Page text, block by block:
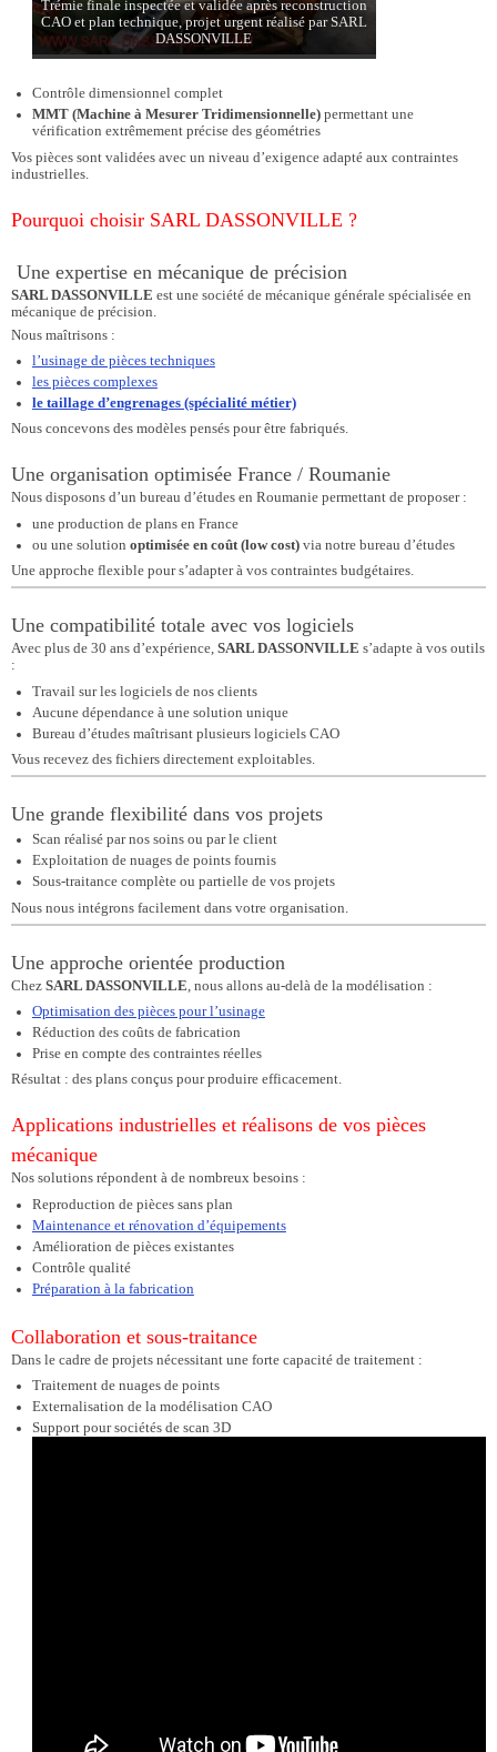
Trémie finale inspectée et validée après reconstruction
CAO et plan technique, projet urgent réalisé par SARL
DASSONVILLE
Contrôle dimensionnel complet
MMT (Machine à Mesurer Tridimensionnelle)permettant une
vérification extrêmement précise des géométries
Vos pièces sont validées avec un niveau d’exigence adapté aux contraintes
industrielles.
Pourquoi choisir SARL DASSONVILLE ?
Une expertise en mécanique de précision
SARL DASSONVILLE est une société de mécanique générale spécialisée en
mécanique de précision.
Nous maîtrisons :
l’usinage de pièces techniques
les pièces complexes
le taillage d’engrenages (spécialité métier)
Nous concevons des modèles pensés pour être fabriqués.
Une organisation optimisée France / Roumanie
Nous disposons d’un bureau d’études en Roumanie permettant de proposer :
une production de plans en France
ou une solution optimisée en coût (low cost)via notre bureau d’études
Une approche flexible pour s’adapter à vos contraintes budgétaires.
Une compatibilité totale avec vos logiciels
Avec plus de 30 ans d’expérience, SARL DASSONVILLE s’adapte à vos outils
:
Travail sur les logiciels de nos clients
Aucune dépendance à une solution unique
Bureau d’études maîtrisant plusieurs logiciels CAO
Vous recevez des fichiers directement exploitables.
Une grande flexibilité dans vos projets
Scan réalisé par nos soins ou par le client
Exploitation de nuages de points fournis
Sous-traitance complète ou partielle de vos projets
Nous nous intégrons facilement dans votre organisation.
Une approche orientée production
Chez SARL DASSONVILLE, nous allons au-delà de la modélisation :
Optimisation des pièces pour l’usinage
Réduction des coûts de fabrication
Prise en compte des contraintes réelles
Résultat : des plans conçus pour produire efficacement.
Applications industrielles et réalisons de vos pièces
mécanique
Nos solutions répondent à de nombreux besoins :
Reproduction de pièces sans plan
Maintenance et rénovation d’équipements
Amélioration de pièces existantes
Contrôle qualité
Préparation à la fabrication
Collaboration et sous-traitance
Dans le cadre de projets nécessitant une forte capacité de traitement :
Traitement de nuages de points
Externalisation de la modélisation CAO
Support pour sociétés de scan 3D